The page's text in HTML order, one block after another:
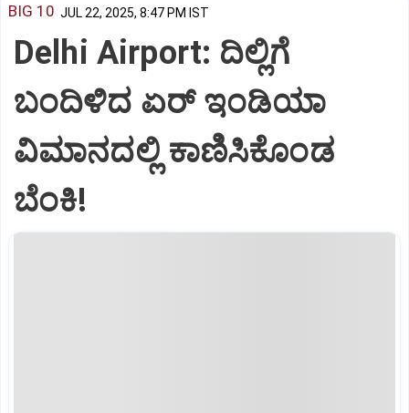
BIG 10 JUL 22, 2025, 8:47 PM IST
Delhi Airport: ದಿಲ್ಲಿಗೆ
ಬಂದಿಳಿದ ಏರ್‌ ಇಂಡಿಯಾ
ವಿಮಾನದಲ್ಲಿ ಕಾಣಿಸಿಕೊಂಡ
ಬೆಂಕಿ!